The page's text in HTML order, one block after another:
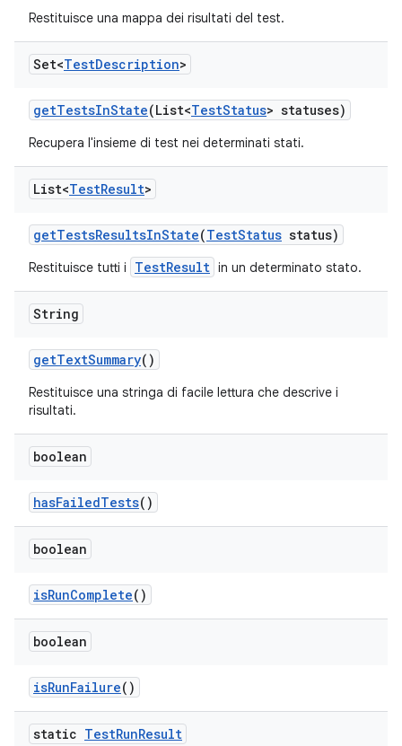
Restituisce una mappa dei risultati del test.
Set<TestDescription>
getTestsInState(List<TestStatus> statuses)
Recupera l'insieme di test nei determinati stati.
List<TestResult>
getTestsResultsInState(TestStatus status)
Restituisce tutti i TestResult in un determinato stato.
String
getTextSummary()
Restituisce una stringa di facile lettura che descrive i
risultati.
boolean
hasFailedTests()
boolean
isRunComplete()
boolean
isRunFailure()
static TestRunResult